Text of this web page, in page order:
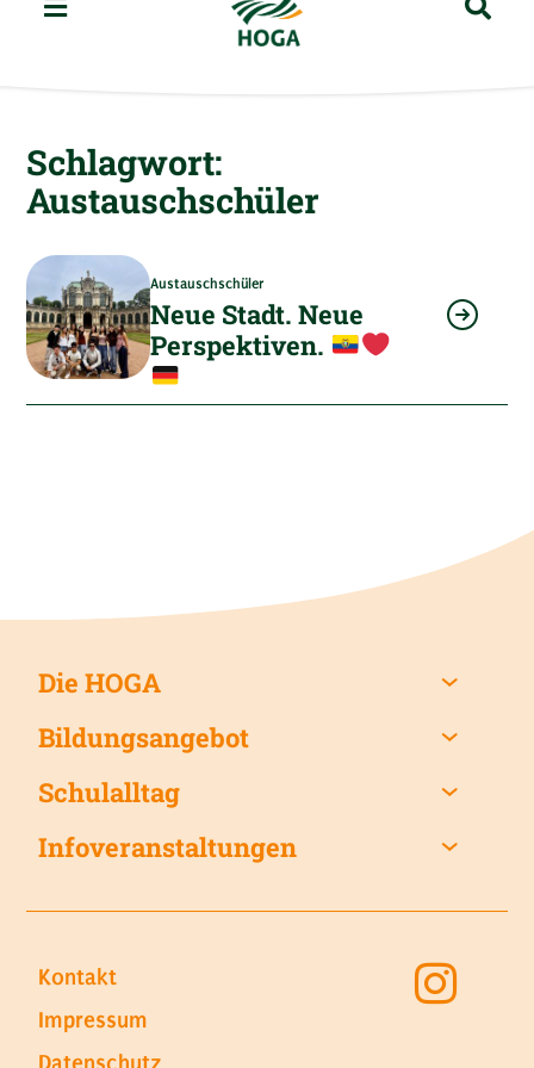
Schlagwort:
Austauschschüler
Austauschschüler
Neue Stadt. Neue
Perspektiven.
Die HOGA
Bildungsangebot
Schulalltag
Infoveranstaltungen
Kontakt
Impressum